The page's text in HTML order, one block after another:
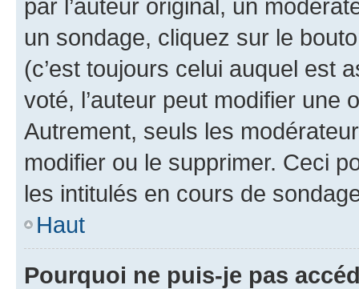
par l’auteur original, un
un sondage, cliquez sur le
(c’est toujours celui auquel est
voté, l’auteur peut modifier une
Autrement, seuls les
modifier ou le supprimer. Ceci
les intitulés en cours de
Haut
Pourquoi ne puis-je pas